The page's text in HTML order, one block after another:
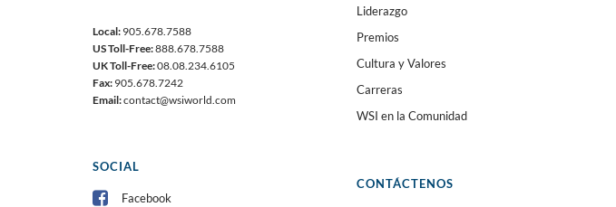
Local: 905.678.7588
US Toll-Free:888.678.7588
UK Toll-Free:08.08.234.6105
Fax: 905.678.7242
Email:contact@wsiworld.com
SOCIAL
Facebook
Liderazgo
Premios
Cultura y Valores
Carreras
WSI en la Comunidad
CONTÁCTENOS